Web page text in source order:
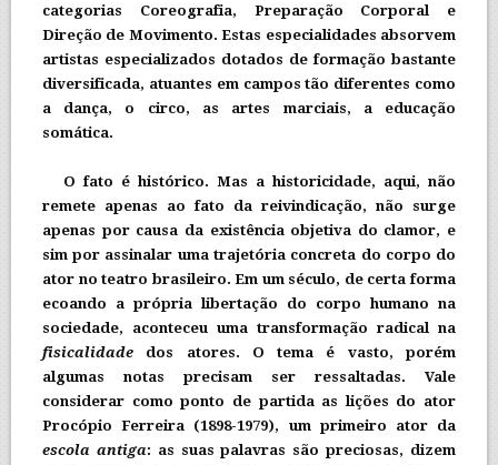
categorias Coreografia, Preparação Corporal e
Direção de Movimento. Estas especialidades absorvem
artistas especializados dotados de formação bastante
diversificada, atuantes em campos tão diferentes como
a dança, o circo, as artes marciais, a educação
somática.
O fato é histórico. Mas a historicidade, aqui, não
remete apenas ao fato da reivindicação, não surge
apenas por causa da existência objetiva do clamor, e
sim por assinalar uma trajetória concreta do corpo do
ator no teatro brasileiro. Em um século, de certa forma
ecoando a própria libertação do corpo humano na
sociedade, aconteceu uma transformação radical na
fisicalidadedos atores. O tema é vasto, porém
algumas notas precisam ser ressaltadas. Vale
considerar como ponto de partida as lições do ator
Procópio Ferreira (1898-1979), um primeiro ator da
escola antiga: as suas palavras são preciosas, dizem